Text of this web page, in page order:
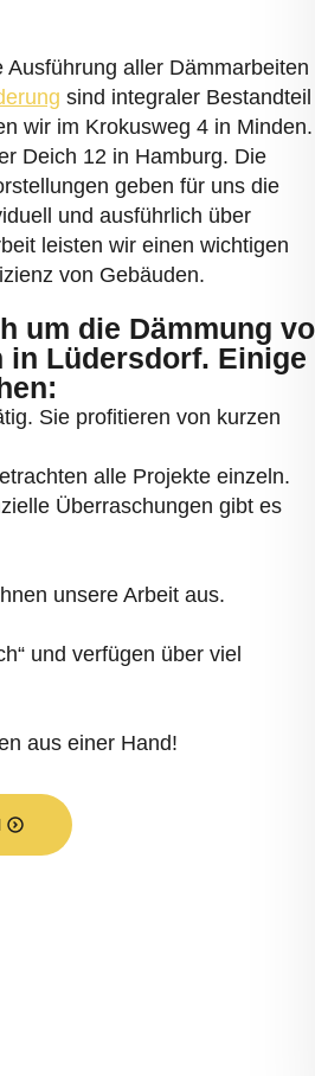
aller Dämmarbeiten
sind integraler Bestandteil
wir im Krokusweg 4 in Minden.
Deich 12 in Hamburg. Die
geben für uns die
und ausführlich über
leisten wir einen wichtigen
von Gebäuden.
um die Dämmung
in Lüdersdorf. Einige
Sie profitieren von kurzen
alle Projekte einzeln.
Überraschungen gibt es
unsere Arbeit aus.
und verfügen über viel
aus einer Hand!